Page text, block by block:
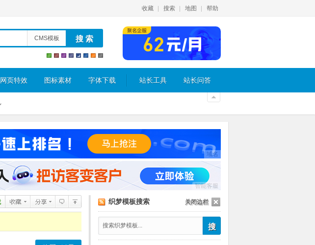
收藏 搜索 地图 帮助
CMS模板
网页特效 图标素材 字体下载 站长工具 站长问答
域名
智能客服
关闭边栏
织梦模板搜索